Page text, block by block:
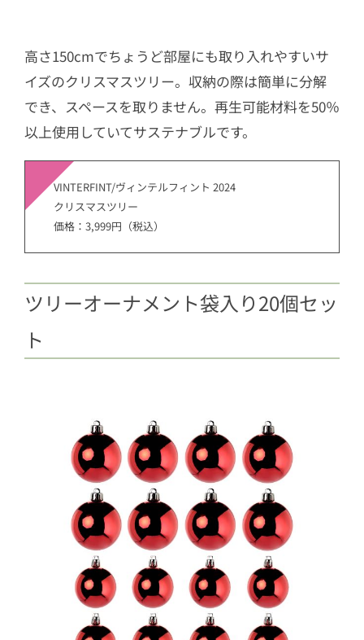
高さ150cmでちょうど部屋にも取り入れやすいサ
イズのクリスマスツリー。収納の際は簡単に分解
でき、スペースを取りません。再生可能材料を50％
以上使用していてサステナブルです。
VINTERFINT/ヴィンテルフィント 2024
クリスマスツリー
価格：3,999円（税込）
ツリーオーナメント袋入り20個セッ
ト